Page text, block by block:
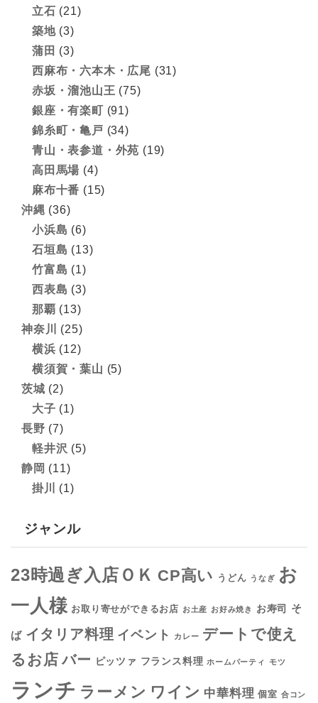
立石 (21)
築地(3)
蒲田 (3)
西麻布・六本木・広尾 (31)
赤坂・溜池山王 (75)
銀座・有楽町 (91)
錦糸町・亀戸 (34)
青山・表参道・外苑 (19)
高田馬場 (4)
麻布十番 (15)
沖縄 (36)
小浜島 (6)
石垣島 (13)
竹富島 (1)
西表島 (3)
那覇 (13)
神奈川
(25)
横浜 (12)
横須賀・葉山 (5)
茨城 (2)
大子 (1)
長野 (7)
軽井沢 (5)
静岡 (11)
掛川
(1)
ジャンル
23時過ぎ入店ＯＫ CP高い うどん うなぎ お
一人様 お取り寄せができるお店 お土産 お好み焼き お寿司 そ
ば イタリア料理 イベント カレー デートで使え
るお店 バー ピッツァ フランス料理 ホームパーティ モツ
ランチ ラーメン ワイン 中華料理 個室 合コン